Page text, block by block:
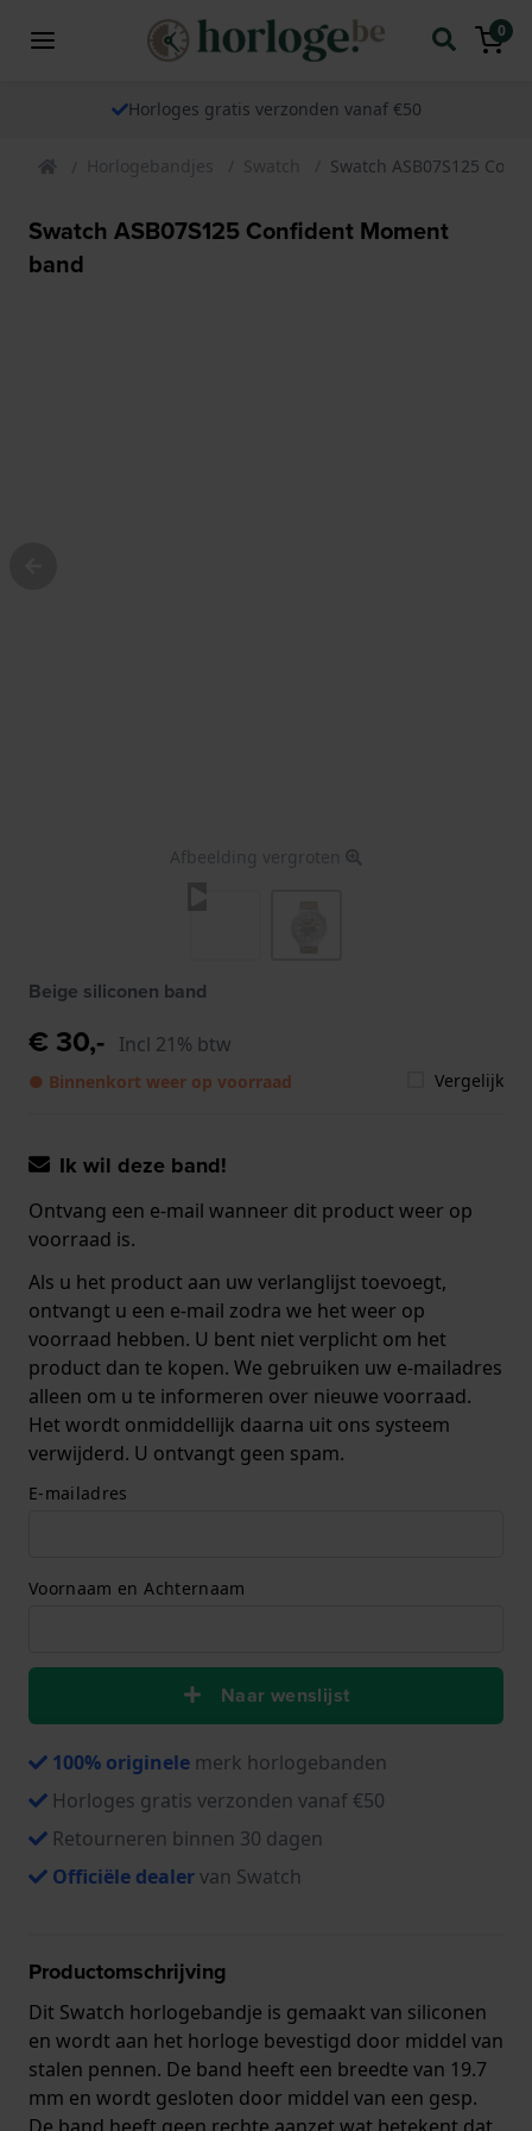
0
Horloges gratis verzonden vanaf €50
Horlogebandjes Swatch Swatch ASB07S125
Swatch ASB07S125 Confident Moment
band
Afbeelding vergroten
Beige siliconen band
€ 30,- Incl 21% btw
● Binnenkort weer op voorraad Vergelijk
Ik wil deze band!
Ontvang een e-mail wanneer dit product weer op
voorraad is.
Als u het product aan uw verlanglijst toevoegt,
ontvangt u een e-mail zodra we het weer op
voorraad hebben. U bent niet verplicht om het
product dan te kopen. We gebruiken uw e-mailadres
alleen om u te informeren over nieuwe voorraad.
Het wordt onmiddellijk daarna uit ons systeem
verwijderd. U ontvangt geen spam.
E-mailadres
Voornaam en Achternaam
Naar wenslijst
100% originele merk horlogebanden
Horloges gratis verzonden vanaf €50
Retourneren binnen 30 dagen
Officiële dealervan Swatch
Productomschrijving
Dit Swatch horlogebandje is gemaakt van siliconen
en wordt aan het horloge bevestigd door middel van
stalen pennen. De band heeft een breedte van 19.7
mm en wordt gesloten door middel van een gesp.